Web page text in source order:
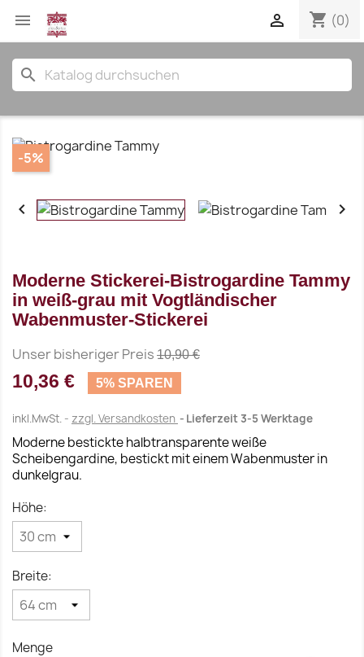
 shopping_cart (0)

search
-5%
 
Moderne Stickerei-Bistrogardine Tammy
in weiß-grau mit Vogtländischer
Wabenmuster-Stickerei
Unser bisheriger Preis 10,90 €
10,36 € 5% SPAREN
inkl.MwSt. zzgl. Versandkosten Lieferzeit 3-5 Werktage
Moderne bestickte halbtransparente weiße
Scheibengardine, bestickt mit einem Wabenmuster in
dunkelgrau.
Höhe:
Breite:
Menge